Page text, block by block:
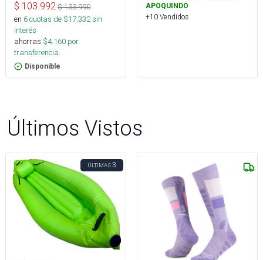
$ 103.992 $133.990
en 6cuotas de $17.332sin
interés
ahorras $4.160 por
transferencia.
Disponible
APOQUINDO
+10 Vendidos
Últimos Vistos
ÚLTIMAS3